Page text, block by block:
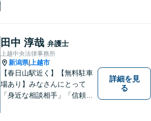
体を把握し、真の利益を追及
します
田中 淳哉 弁護士
上越中央法律事務所
新潟県| 上越市
【春日山駅近く】【無料駐車
場あり】みなさんにとって
「身近な相談相手」「信頼で
詳細を見
る